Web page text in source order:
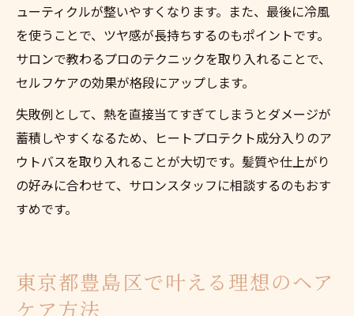
ューティクルが整いやすくなります。また、最後に冷風
を使うことで、ツヤ感が長持ちするのもポイントです。
サロンで教わるプロのテクニックを取り入れることで、
セルフケアの効果が格段にアップします。
失敗例として、熱を直接当てすぎてしまうとダメージが
蓄積しやすくなるため、ヒートプロテクト成分入りのア
ウトバスを取り入れることが大切です。髪質や仕上がり
の好みに合わせて、サロンスタッフに相談するのもおす
すめです。
東京都豊島区で叶える理想のヘア
ケア方法